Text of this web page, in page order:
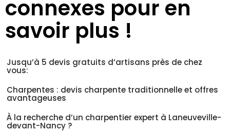
connexes pour en
savoir plus !
Jusqu’à 5 devis gratuits d’artisans près de chez
vous:
Charpentes : devis charpente traditionnelle et offres
avantageuses
À la recherche d’un charpentier expert à Laneuveville-
devant-Nancy ?